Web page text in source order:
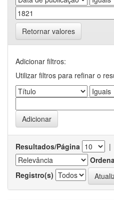
Retornar valores
Adicionar filtros:
Utilizar filtros para refinar o
Resultados/Página |
Registro(s)